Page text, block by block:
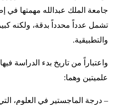
جامعة الملك عبدالله مهمتها في
تشمل عدداً محدداً بدقة، ولكنه
والتطبيقية.
واعتباراً من تاريخ بدء الدراسة
علميتين وهما:
– درجة الماجستير في العلوم،